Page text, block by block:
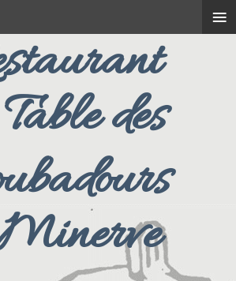
des
≡